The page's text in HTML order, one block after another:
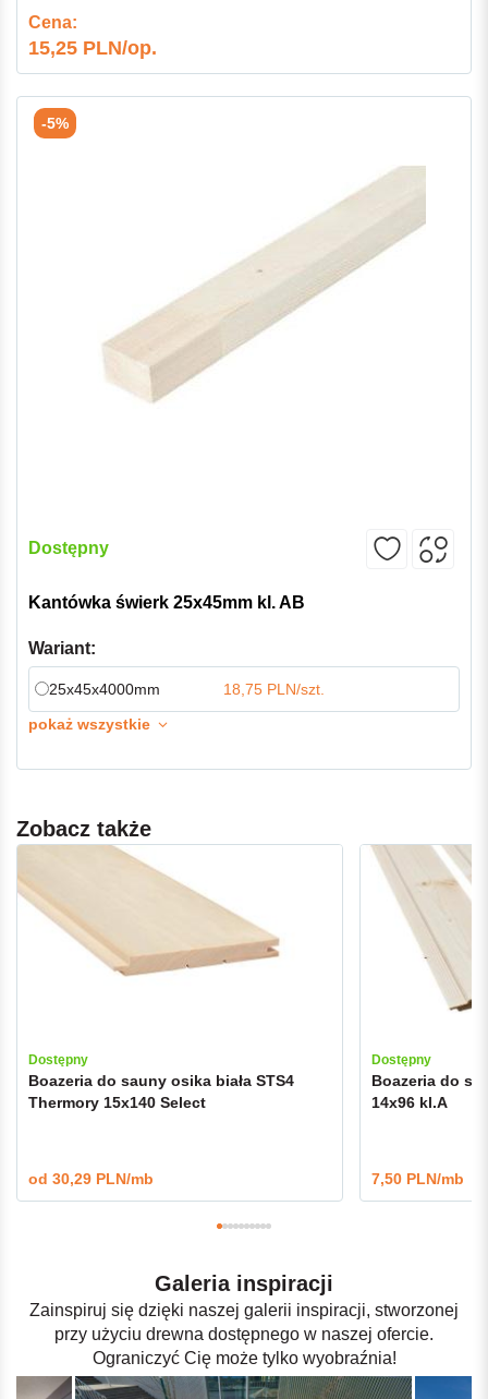
Cena:
15,25 PLN/op.
-5%
Dostępny
Kantówka świerk 25x45mm kl. AB
Wariant:
25x45x4000mm
18,75 PLN/szt.
pokaż wszystkie
Zobacz także
Dostępny
Boazeria do sauny osika biała STS4
Thermory 15x140 Select
od 30,29 PLN/mb
Dostępny
Boazeria do
14x96 kl.A
7,50 PLN/mb
Galeria inspiracji
Zainspiruj się dzięki naszej galerii inspiracji, stworzonej
przy użyciu drewna dostępnego w naszej ofercie.
Ograniczyć Cię może tylko wyobraźnia!